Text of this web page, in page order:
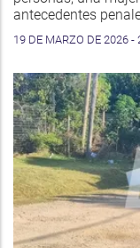
antecedentes
19 DE MARZO DE 2026 -